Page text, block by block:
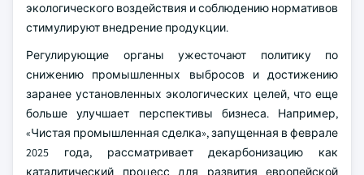
экологического воздействия и соблюдению нормативов
стимулируют внедрение продукции.
Регулирующие органы ужесточают политику по
снижению промышленных выбросов и достижению
заранее установленных экологических целей, что еще
больше улучшает перспективы бизнеса. Например,
«Чистая промышленная сделка», запущенная в феврале
2025 года, рассматривает декарбонизацию как
каталитический процесс для развития европейской